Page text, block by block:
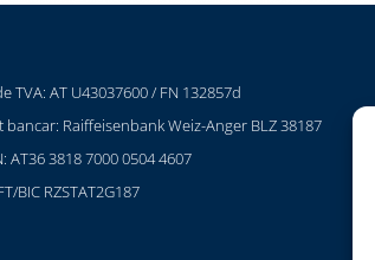
TVA: AT U43037600 / FN 132857d
bancar: Raiffeisenbank Weiz-Anger BLZ 38187
AT36 3818 7000 0504 4607
BIC RZSTAT2G187